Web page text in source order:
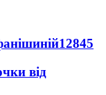
12845
від